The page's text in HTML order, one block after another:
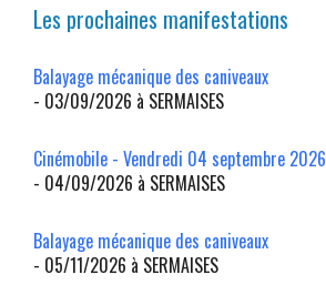
Les prochaines manifestations
Balayage mécanique des caniveaux
- 03/09/2026 à SERMAISES
Cinémobile - Vendredi 04 septembre 2026
- 04/09/2026 à SERMAISES
Balayage mécanique des caniveaux
- 05/11/2026 à SERMAISES